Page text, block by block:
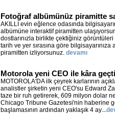
Fotoğraf albümünüz piramitte
AKILLI evin eğlence odasında
albümüne interaktif piramitten
dostlarınızla birlikte çektiğiniz
tarih ve yer sırasına göre bilgisayarınıza
piramitten izliyorsunuz. devamı
Motorola yeni CEO ile kâra geçti
MOTOROLA'DA ilk çeyrek karlarının
analistler şirketin yeni CEO'su Edward
taze bir ruh getirerek, 609 milyon dolar
Chicago Tribune Gazetesi'nin haberine
başlamasının ardından yaklaşık 4 ay